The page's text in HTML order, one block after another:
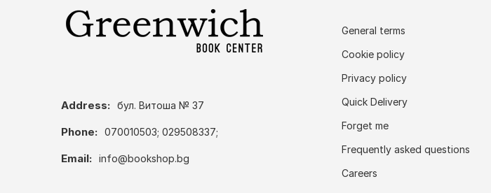
Address: бул. Витоша № 37
Phone: 070010503; 029508337;
Email: info@bookshop.bg
General terms
Cookie policy
Privacy policy
Quick Delivery
Forget me
Frequently asked questions
Careers